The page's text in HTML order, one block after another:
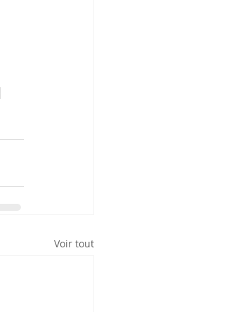
Voir tout